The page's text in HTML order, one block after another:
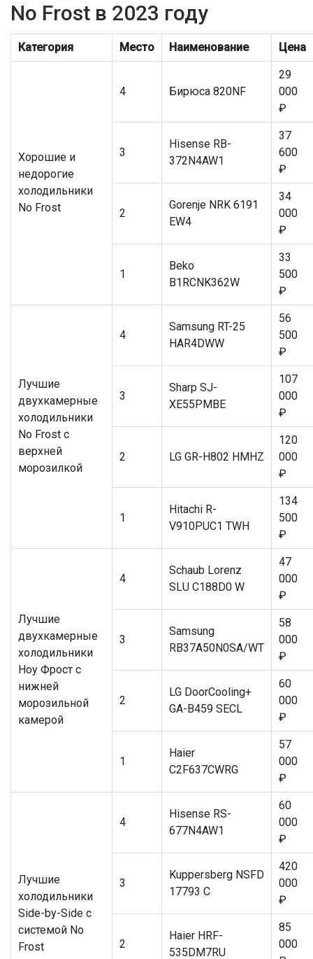
No Frost в 2023 году
Категория Место Наименование Цена
Хорошие и
недорогие
холодильники
No Frost
4 Бирюса 820NF
29
000
₽
3
Hisense RB-
372N4AW1
37
600
₽
2
Gorenje NRK 6191
EW4
34
000
₽
1
Beko
B1RCNK362W
33
500
₽
Лучшие
двухкамерные
холодильники
No Frost с
верхней
морозилкой
4
Samsung RT-25
HAR4DWW
56
500
₽
3
Sharp SJ-
XE55PMBE
107
000
₽
2 LG GR-H802 HMHZ
120
000
₽
1
Hitachi R-
V910PUC1 TWH
134
500
₽
Лучшие
двухкамерные
холодильники
Ноу Фрост с
нижней
морозильной
камерой
4
Schaub Lorenz
SLU C188D0 W
47
000
₽
3
Samsung
RB37A50N0SA/WT
58
000
₽
2
LG DoorCooling+
GA-B459 SECL
60
000
₽
1
Haier
C2F637CWRG
57
000
₽
Лучшие
холодильники
Side-by-Side с
системой No
Frost
4
Hisense RS-
677N4AW1
60
000
₽
3
Kuppersberg NSFD
17793 C
420
000
₽
2
Haier HRF-
535DM7RU
85
000